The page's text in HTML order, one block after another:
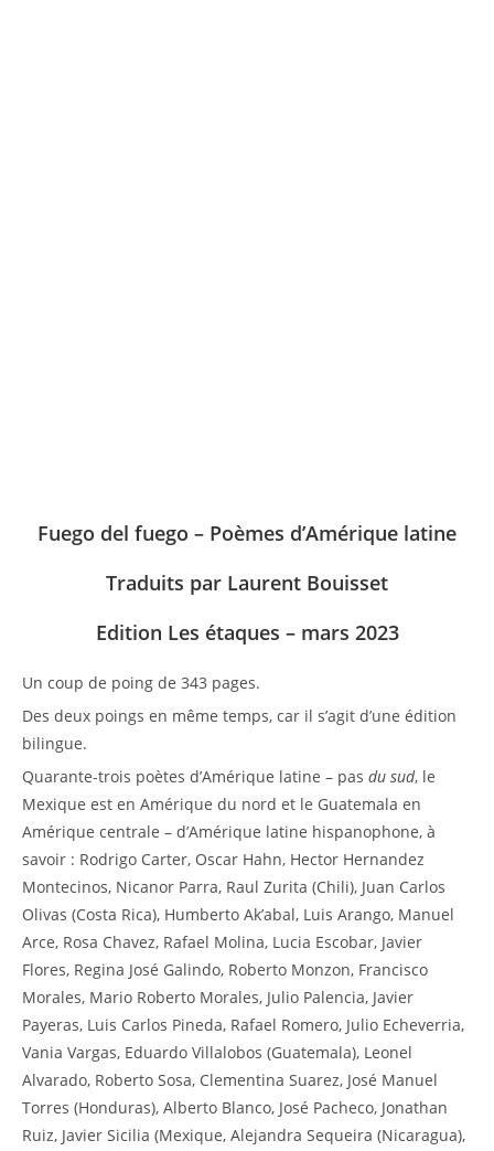
Fuego del fuego – Poèmes d’Amérique latine
Traduits par Laurent Bouisset
Edition Les étaques – mars 2023
Un coup de poing de 343 pages.
Des deux poings en même temps, car il s’agit d’une édition
bilingue.
Quarante-trois poètes d’Amérique latine – pas du sud, le
Mexique est en Amérique du nord et le Guatemala en
Amérique centrale – d’Amérique latine hispanophone, à
savoir : Rodrigo Carter, Oscar Hahn, Hector Hernandez
Montecinos, Nicanor Parra, Raul Zurita (Chili), Juan Carlos
Olivas (Costa Rica), Humberto Ak’abal, Luis Arango, Manuel
Arce, Rosa Chavez, Rafael Molina, Lucia Escobar, Javier
Flores, Regina José Galindo, Roberto Monzon, Francisco
Morales, Mario Roberto Morales, Julio Palencia, Javier
Payeras, Luis Carlos Pineda, Rafael Romero, Julio Echeverria,
Vania Vargas, Eduardo Villalobos (Guatemala), Leonel
Alvarado, Roberto Sosa, Clementina Suarez, José Manuel
Torres (Honduras), Alberto Blanco, José Pacheco, Jonathan
Ruiz, Javier Sicilia (Mexique, Alejandra Sequeira (Nicaragua),